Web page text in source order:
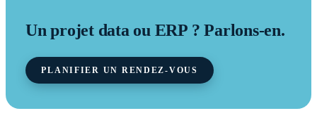
Un projet data ou ERP ? Parlons-en.
PLANIFIER UN RENDEZ-VOUS